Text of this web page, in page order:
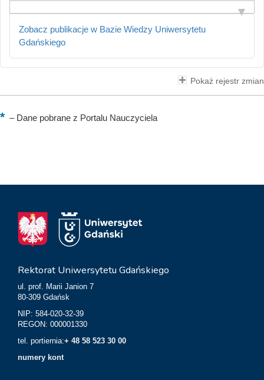
Zobacz publikacje w Bazie Wiedzy Uniwersytetu
Gdańskiego
Pokaż rejestr zmian
–Dane pobrane z Portalu Nauczyciela
Rektorat Uniwersytetu Gdańskiego
ul. prof. Marii Janion 7
80-309 Gdańsk
NIP: 584-020-32-39
REGON: 000001330
tel. portiernia:+ 48 58 523 30 00
numery kont